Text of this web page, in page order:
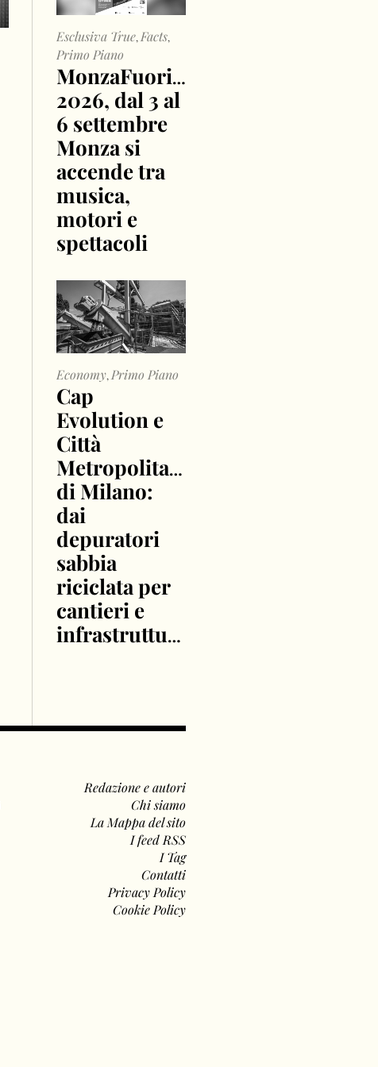
MonzaFuoriGP
2026, dal 3 al
6 settembre
Monza si
accende tra
musica,
motori e
spettacoli
Esclusiva True, Facts,
Primo Piano
Cap
Evolution e
Città
Metropolitana
di Milano:
dai
depuratori
sabbia
riciclata per
cantieri e
infrastrutture
Economy, Primo Piano
Redazione e autori
Chi siamo
La Mappa del sito
I feed RSS
I Tag
Contatti
Privacy Policy
Cookie Policy